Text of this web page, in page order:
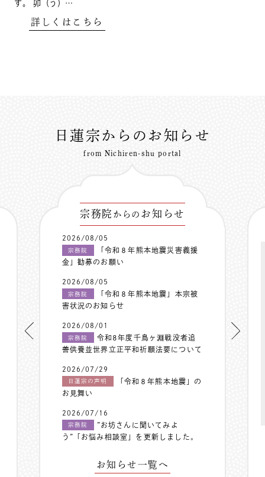
す。 卯（う）…
詳しくはこちら
日蓮宗からのお知らせ
from Nichiren-shu portal
宗務院 からの お知らせ
2026/08/05
宗務院
「令和８年熊本地震災害義援
金」勧募のお願い
2026/08/05
宗務院
「令和８年熊本地震」本宗被
害状況のお知らせ
2026/08/01
宗務院
令和8年度千鳥ヶ淵戦没者追
善供養並世界立正平和祈願法要について
2026/07/29
日蓮宗の声明
「令和８年熊本地震」の
お見舞い
2026/07/16
宗務院
”お坊さんに聞いてみよ
う”「お悩み相談室」を更新しました。
お知らせ一覧へ